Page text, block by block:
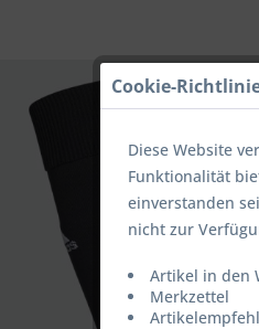
Cookie-
Diese Website
Funktionalität
einverstanden
nicht zur
Artikel in den
Merkzettel